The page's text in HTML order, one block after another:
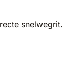
snelwegrit.